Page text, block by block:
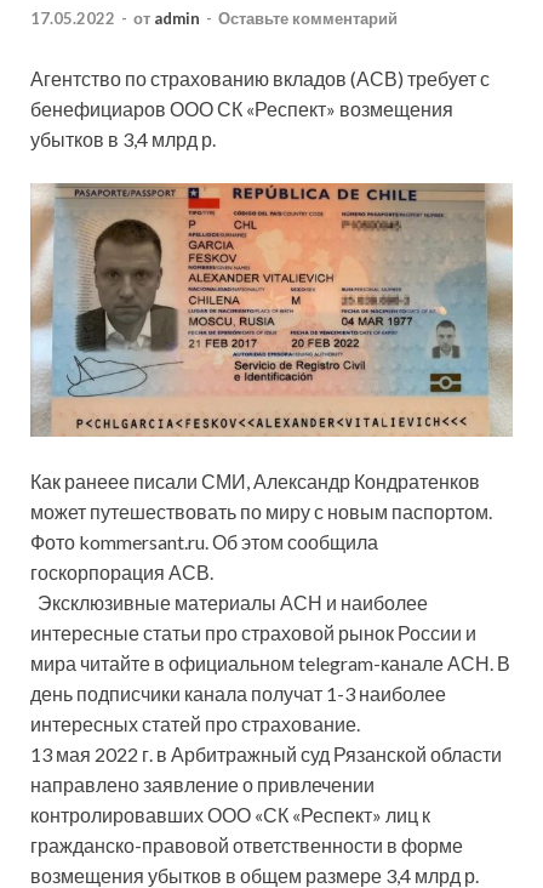
17.05.2022 - от admin - Оставьте комментарий
Агентство по страхованию вкладов (АСВ) требует с
бенефициаров ООО СК «Респект» возмещения
убытков в 3,4 млрд р.
Как ранеее писали СМИ, Александр Кондратенков
может путешествовать по миру с новым паспортом.
Фото kommersant.ru. Об этом сообщила
госкорпорация АСВ.
Эксклюзивные материалы АСН и наиболее
интересные статьи про страховой рынок России и
мира читайте в официальном telegram-канале АСН. В
день подписчики канала получат 1-3 наиболее
интересных статей про страхование.
13 мая 2022 г. в Арбитражный суд Рязанской области
направлено заявление о привлечении
контролировавших ООО «СК «Респект» лиц к
гражданско-правовой ответственности в форме
возмещения убытков в общем размере 3,4 млрд р.